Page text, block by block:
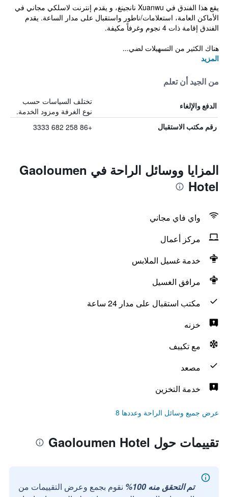
يقع هذا الفندق في Xuanwu نانجينغ، و يقدم إنترنت لاسلكي مجاني في
الأماكن العامة، استعلامات/ناطور واستقبال على مدار الساعة. يقدم
الفندق إقامة ذات 4 نجوم وغرفاً مكيفة.
هناك الكثير من التسهيلات لضي...
المزيد
من الجيد أن تعلم
الدفع والإلغاء
تختلف السياسات حسب
نوع الغرفة ومزود الخدمة.
رقم مكتب الاستقبال +86 258 682 3333
المزايا ووسائل الراحة في Gaoloumen
Hotel
واي فاي مجاني
مركز أعمال
خدمة غسيل الملابس
مرافق الغسيل
مكتب استقبال على مدار 24 ساعة
خزنه
مع تكييف
مصعد
خدمة التخزين
عرض جميع وسائل الراحة وعددها 8
تقييمات حول Gaoloumen Hotel
تم التحقق منه 100%
نقوم بجمع وعرض التقييمات من